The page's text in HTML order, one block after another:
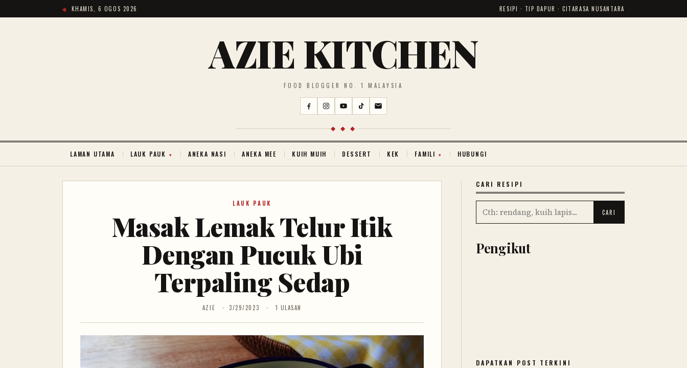
KHAMIS, 6 OGOS 2026 RESIPI · TIP DAPUR · CITARASA NUSANTARA
AZIE KITCHEN
FOOD BLOGGER NO. 1 MALAYSIA
◆ ◆ ◆
LAMAN UTAMA LAUK PAUK ANEKA NASI ANEKA MEE KUIH MUIH DESSERT KEK FAMILI HUBUNGI
LAUK PAUK
Masak Lemak Telur Itik
Dengan Pucuk Ubi
Terpaling Sedap
AZIE 3/29/2023 1 ULASAN
CARI RESIPI
Pengikut
DAPATKAN POST TERKINI